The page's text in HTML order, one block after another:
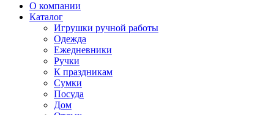
О компании
Каталог
Игрушки ручной работы
Одежда
Ежедневники
Ручки
К праздникам
Сумки
Посуда
Дом